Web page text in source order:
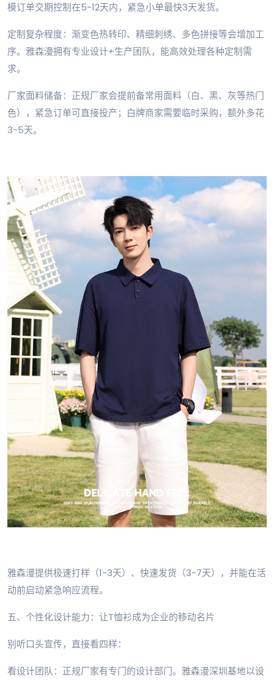
模订单交期控制在5-12天内，紧急小单最快3天发货。
定制复杂程度：渐变色热转印、精细刺绣、多色拼接等会增加工
序。雅森漫拥有专业设计+生产团队，能高效处理各种定制需
求。
厂家面料储备：正规厂家会提前备常用面料（白、黑、灰等热门
色），紧急订单可直接投产；白牌商家需要临时采购，额外多花
3-5天。
雅森漫提供极速打样（1-3天）、快速发货（3-7天），并能在活
动前启动紧急响应流程。
五、个性化设计能力：让T恤衫成为企业的移动名片
别听口头宣传，直接看四样：
看设计团队：正规厂家有专门的设计部门。雅森漫深圳基地以设